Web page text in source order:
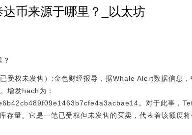
币来源于哪里？_以太坊
受权未发售）:金色财经报导，据Whale Alert数据信息
增发hach为：
。对于此事，
存量。它是一笔已受权但未发售的买卖，代表着该额度将